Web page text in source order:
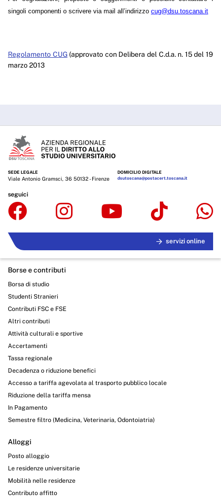
singoli componenti o scrivere via mail all’indirizzo cug@dsu.toscana.it
Regolamento CUG (approvato con Delibera del C.d.a. n. 15 del 19
marzo 2013
SEDE LEGALE
Viale Antonio Gramsci, 36 50132 - Firenze
DOMICILIO DIGITALE
dsutoscana@postacert.toscana.it
seguici
servizi online
Borse e contributi
Borsa di studio
Studenti Stranieri
Contributi FSC e FSE
Altri contributi
Attività culturali e sportive
Accertamenti
Tassa regionale
Decadenza o riduzione benefici
Accesso a tariffa agevolata al trasporto pubblico locale
Riduzione della tariffa mensa
In Pagamento
Semestre filtro (Medicina, Veterinaria, Odontoiatria)
Alloggi
Posto alloggio
Le residenze universitarie
Mobilità nelle residenze
Contributo affitto